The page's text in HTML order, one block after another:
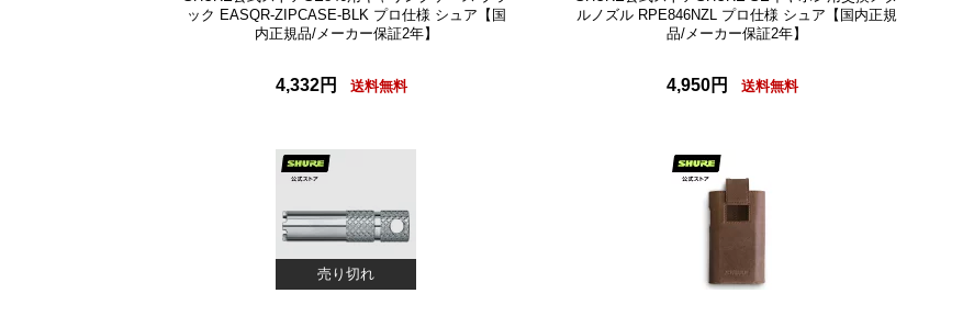
ック EASQR-ZIPCASE-BLK プロ仕様 シュア【国
内正規品/メーカー保証2年】
4,332円 送料無料
ルノズル RPE846NZL プロ仕様 シュア【国内正規
品/メーカー保証2年】
4,950円 送料無料
売り切れ